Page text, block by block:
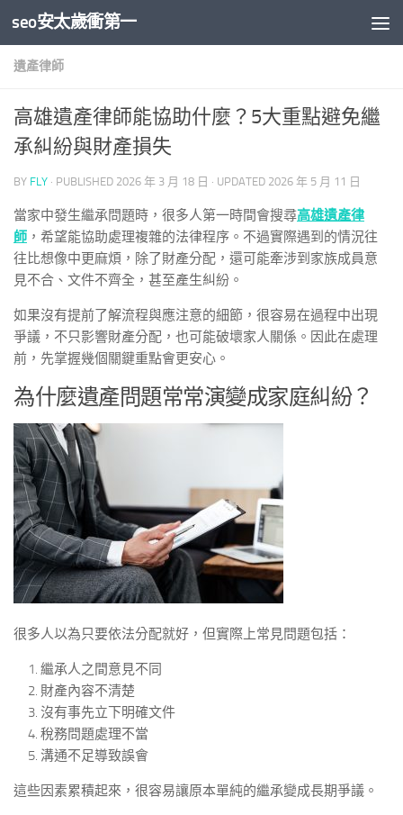
Skip to content
seo安太歲衝第一
遺產律師
高雄遺產律師能協助什麼？5大重點避免繼
承糾紛與財產損失
BY FLY · PUBLISHED 2026 年 3 月 18 日 · UPDATED 2026 年 5 月 11 日
當家中發生繼承問題時，很多人第一時間會搜尋高雄遺產律
師 ，希望能協助處理複雜的法律程序。不過實際遇到的情況往
往比想像中更麻煩，除了財產分配，還可能牽涉到家族成員意
見不合、文件不齊全，甚至產生糾紛。
如果沒有提前了解流程與應注意的細節，很容易在過程中出現
爭議，不只影響財產分配，也可能破壞家人關係。因此在處理
前，先掌握幾個關鍵重點會更安心。
為什麼遺產問題常常演變成家庭糾紛？
很多人以為只要依法分配就好，但實際上常見問題包括：
繼承人之間意見不同
財產內容不清楚
沒有事先立下明確文件
稅務問題處理不當
溝通不足導致誤會
這些因素累積起來，很容易讓原本單純的繼承變成長期爭議。